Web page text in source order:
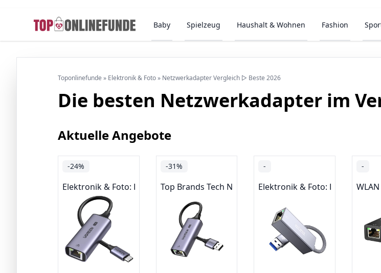
Baby Spielzeug Haushalt & Wohnen Fashion
Toponlinefunde » Elektronik & Foto» Netzwerkadapter Vergleich ▷ Beste 2026
Die besten Netzwerkadapter im
Aktuelle Angebote
-24%
Elektronik & Foto: Produkte mit Umwelt-Label
-31%
Top Brands Tech Networking
-
Elektronik & Foto: Produkte mit
-